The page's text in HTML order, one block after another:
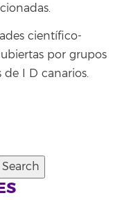
científico-
por grupos
I D canarios.